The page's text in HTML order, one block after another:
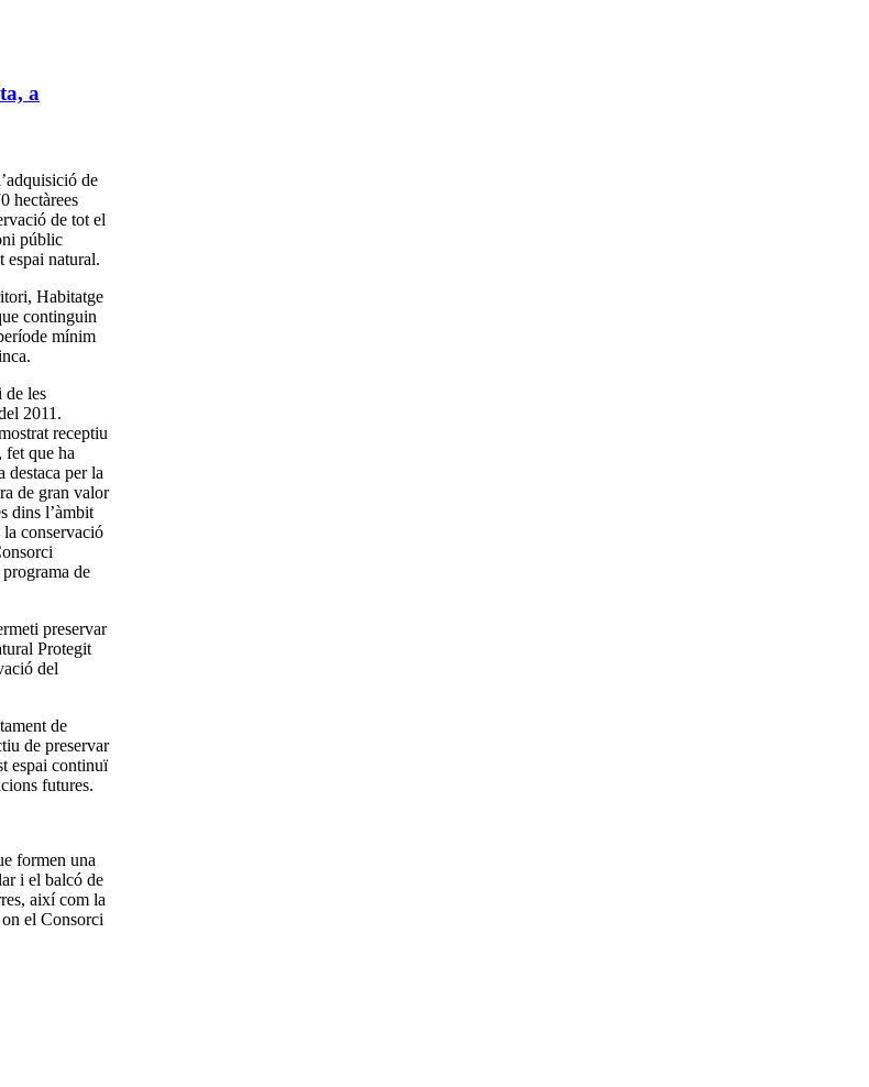
a
de
hectàrees
de tot el
públic
espai natural.
Habitatge
continguin
mínim
de les
2011.
receptiu
fet que ha
per la
de gran valor
dins l’àmbit
la conservació
de
preservar
Protegit
del
de
de preservar
espai continuï
futures.
formen una
i el balcó de
així com la
el Consorci